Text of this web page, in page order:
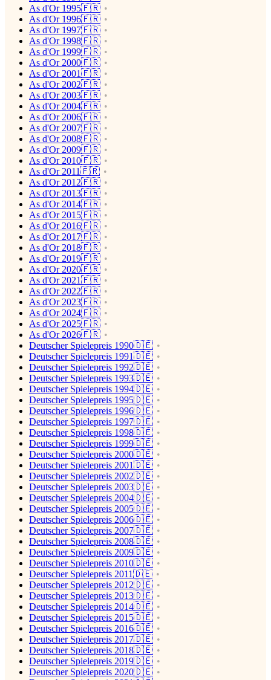
As d'Or 1995🇫🇷
As d'Or 1996🇫🇷
As d'Or 1997🇫🇷
As d'Or 1998🇫🇷
As d'Or 1999🇫🇷
As d'Or 2000🇫🇷
As d'Or 2001🇫🇷
As d'Or 2002🇫🇷
As d'Or 2003🇫🇷
As d'Or 2004🇫🇷
As d'Or 2006🇫🇷
As d'Or 2007🇫🇷
As d'Or 2008🇫🇷
As d'Or 2009🇫🇷
As d'Or 2010🇫🇷
As d'Or 2011🇫🇷
As d'Or 2012🇫🇷
As d'Or 2013🇫🇷
As d'Or 2014🇫🇷
As d'Or 2015🇫🇷
As d'Or 2016🇫🇷
As d'Or 2017🇫🇷
As d'Or 2018🇫🇷
As d'Or 2019🇫🇷
As d'Or 2020🇫🇷
As d'Or 2021🇫🇷
As d'Or 2022🇫🇷
As d'Or 2023🇫🇷
As d'Or 2024🇫🇷
As d'Or 2025🇫🇷
As d'Or 2026🇫🇷
Deutscher Spielepreis 1990🇩🇪
Deutscher Spielepreis 1991🇩🇪
Deutscher Spielepreis 1992🇩🇪
Deutscher Spielepreis 1993🇩🇪
Deutscher Spielepreis 1994🇩🇪
Deutscher Spielepreis 1995🇩🇪
Deutscher Spielepreis 1996🇩🇪
Deutscher Spielepreis 1997🇩🇪
Deutscher Spielepreis 1998🇩🇪
Deutscher Spielepreis 1999🇩🇪
Deutscher Spielepreis 2000🇩🇪
Deutscher Spielepreis 2001🇩🇪
Deutscher Spielepreis 2002🇩🇪
Deutscher Spielepreis 2003🇩🇪
Deutscher Spielepreis 2004🇩🇪
Deutscher Spielepreis 2005🇩🇪
Deutscher Spielepreis 2006🇩🇪
Deutscher Spielepreis 2007🇩🇪
Deutscher Spielepreis 2008🇩🇪
Deutscher Spielepreis 2009🇩🇪
Deutscher Spielepreis 2010🇩🇪
Deutscher Spielepreis 2011🇩🇪
Deutscher Spielepreis 2012🇩🇪
Deutscher Spielepreis 2013🇩🇪
Deutscher Spielepreis 2014🇩🇪
Deutscher Spielepreis 2015🇩🇪
Deutscher Spielepreis 2016🇩🇪
Deutscher Spielepreis 2017🇩🇪
Deutscher Spielepreis 2018🇩🇪
Deutscher Spielepreis 2019🇩🇪
Deutscher Spielepreis 2020🇩🇪